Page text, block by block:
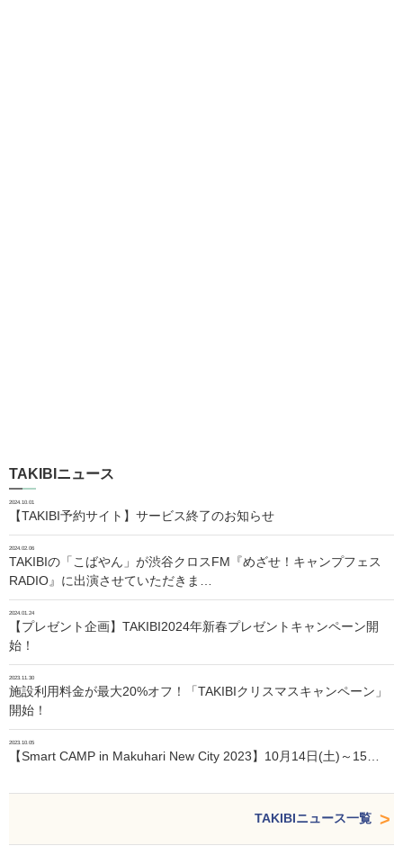
TAKIBIニュース
2024.10.01
【TAKIBI予約サイト】サービス終了のお知らせ
2024.02.06
TAKIBIの「こばやん」が渋谷クロスFM『めざせ！キャンプフェス
RADIO』に出演させていただきま…
2024.01.24
【プレゼント企画】TAKIBI2024年新春プレゼントキャンペーン開
始！
2023.11.30
施設利用料金が最大20%オフ！「TAKIBIクリスマスキャンペーン」
開始！
2023.10.05
【Smart CAMP in Makuhari New City 2023】10月14日(土)～15…
TAKIBIニュース一覧